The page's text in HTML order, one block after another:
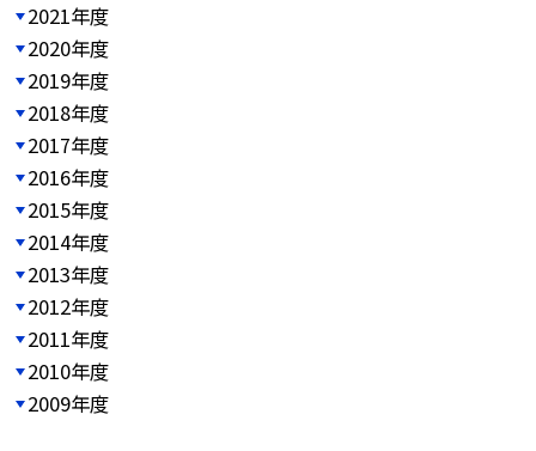
2021年度
2020年度
2019年度
2018年度
2017年度
2016年度
2015年度
2014年度
2013年度
2012年度
2011年度
2010年度
2009年度